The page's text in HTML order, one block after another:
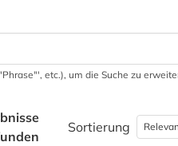
etc.), um die Suche zu
Sortierung